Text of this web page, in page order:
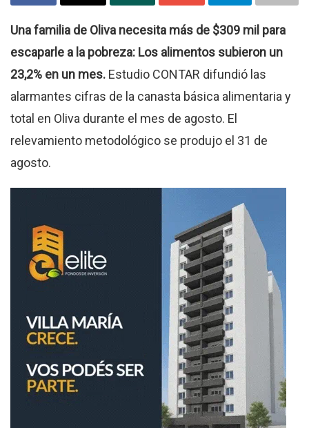
Una familia de Oliva necesita más de $309 mil para
escaparle a la pobreza: Los alimentos subieron un
23,2% en un mes. Estudio CONTAR difundió las
alarmantes cifras de la canasta básica alimentaria y
total en Oliva durante el mes de agosto. El
relevamiento metodológico se produjo el 31 de
agosto.